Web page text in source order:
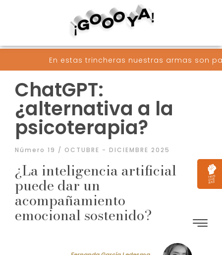
trincheras nuestras armas son palabras convertidas
ChatGPT:
¿alternativa a la
psicoterapia?
Número 19 / OCTUBRE - DICIEMBRE 2025
¿La inteligencia artificial
puede dar un
acompañamiento
emocional sostenido?